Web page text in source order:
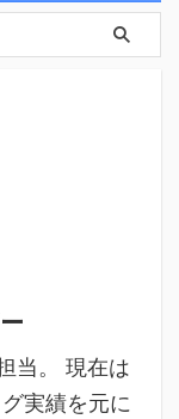
当。 現在は
実績を元に